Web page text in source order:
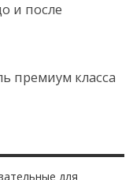
и после
премиум класса
для